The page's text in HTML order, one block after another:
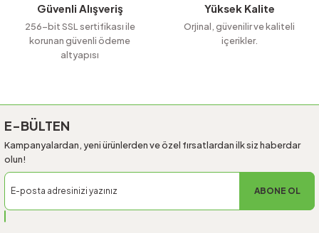
Güvenli Alışveriş
256-bit SSL sertifikası ile
korunan güvenli ödeme
altyapısı
Yüksek Kalite
Orjinal, güvenilir ve kaliteli
içerikler.
E-BÜLTEN
Kampanyalardan, yeni ürünlerden ve özel fırsatlardan ilk siz haberdar
olun!
ABONE OL